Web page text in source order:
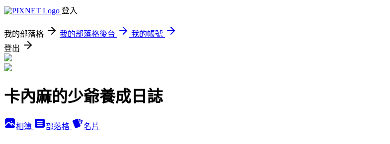
登入
我的部落格 我的部落格後台
我的帳號
登出
卡內麻的少爺養成日誌
相簿 部落格 名片